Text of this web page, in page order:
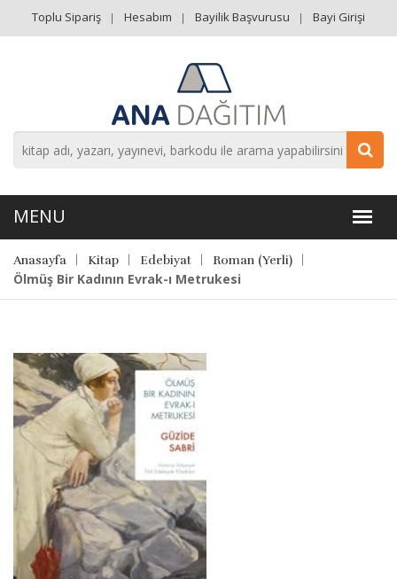
Toplu Sipariş Hesabım Bayilik Başvurusu Bayi Girişi
Anasayfa Kitap Edebiyat Roman (Yerli)
Ölmüş Bir Kadının Evrak-ı Metrukesi